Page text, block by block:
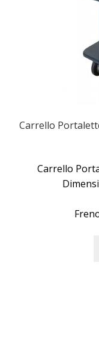
Pagamenti
Piattaforme
Carrello
Carrello